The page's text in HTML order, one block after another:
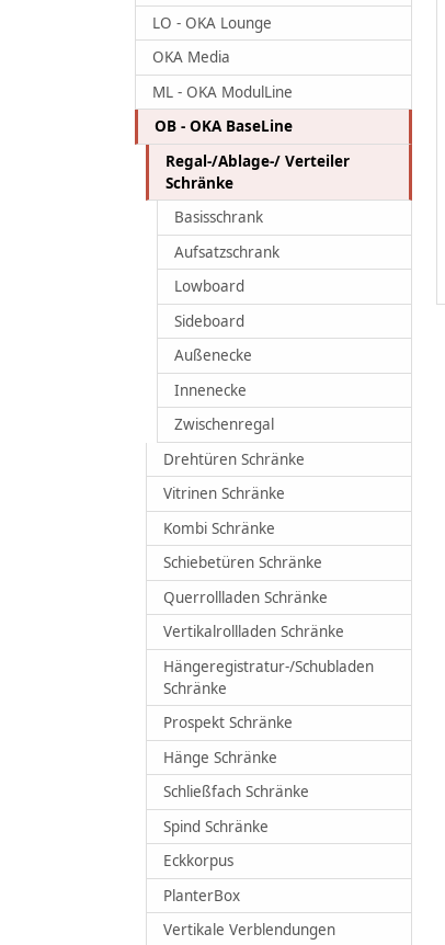
LO - OKA Lounge
OKA Media
ML - OKA ModulLine
OB - OKA BaseLine
Regal-/Ablage-/ Verteiler
Schränke
Basisschrank
Aufsatzschrank
Lowboard
Sideboard
Außenecke
Innenecke
Zwischenregal
Drehtüren Schränke
Vitrinen Schränke
Kombi Schränke
Schiebetüren Schränke
Querrollladen Schränke
Vertikalrollladen Schränke
Hängeregistratur-/Schubladen
Schränke
Prospekt Schränke
Hänge Schränke
Schließfach Schränke
Spind Schränke
Eckkorpus
PlanterBox
Vertikale Verblendungen